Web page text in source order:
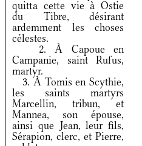
quitta cette vie à Ostie
du Tibre, désirant
ardemment les choses
célestes.
2. À Capoue en
Campanie, saint Rufus,
martyr.
3. À Tomis en Scythie,
les saints martyrs
Marcellin, tribun, et
Mannea, son épouse,
ainsi que Jean, leur fils,
Sérapion, clerc, et Pierre,